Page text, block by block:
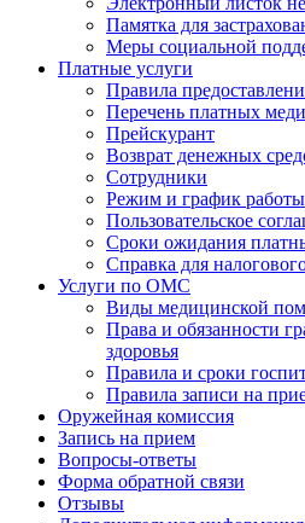
Памятка для
Меры социальной
Платные услуги
Правила
Перечень платных
Прейскурант
Возврат денежных
Сотрудники
Режим и график работы
Пользовательское
Сроки ожидания
Справка для
Услуги по ОМС
Виды медицинской
Права и обязанности
здоровья
Правила и сроки
Правила записи на
Оружейная комиссия
Запись на прием
Вопросы-ответы
Форма обратной связи
Отзывы